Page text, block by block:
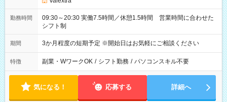
勤務時間
09:30～20:30 実働7.5時間／休憩1.5時間 営業時間に合わせた
シフト制
期間 3か月程度の短期予定 ※開始日はお気軽にご相談ください
特徴 副業・WワークOK / シフト勤務 / パソコンスキル不要
気になる！ 応募する 詳細へ